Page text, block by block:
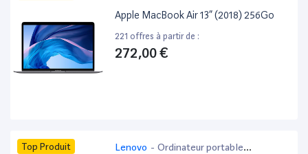
Apple MacBook Air 13” (2018) 256Go
221 offres à partir de :
272,00 €
Top Produit Lenovo - Ordinateur portable